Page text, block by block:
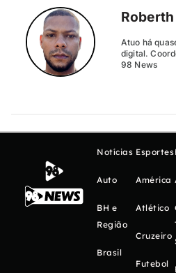
Atuo há
digital.
98 News
Notícias
Auto
BH e
Região
Brasil
Esportes
América
Atlético
Cruzeiro
Futebol